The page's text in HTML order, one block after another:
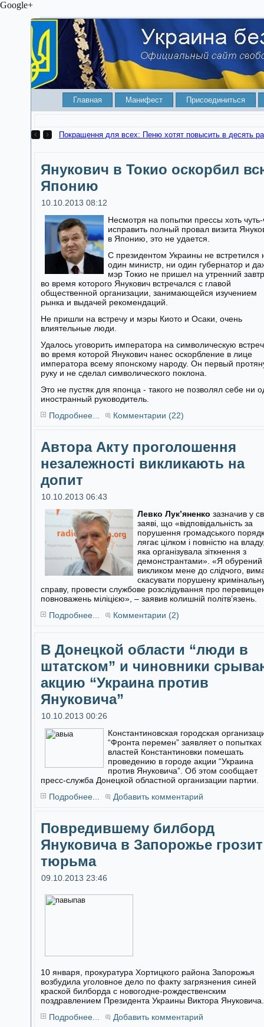
Google+
Главная Манифест Присоединиться
Как ваше станет чужим. КСУ разрешил отбирать
Янукович в Токио оскорбил
Японию
10.10.2013 08:12
Несмотря на попытки прессы хоть чуть-
исправить полный провал визита
в Японию, это не удается.
С президентом Украины не встретился
один министр, ни один губернатор и
мэр Токио не пришел на утренний
во время которого Янукович встречался с главой
общественной организации, занимающейся изучением
рынка и выдачей рекомендаций.
Не пришли на встречу и мэры Киото и Осаки, очень
влиятельные люди.
Удалось уговорить императора на символическую
во время которой Янукович нанес оскорбление в лице
императора всему японскому народу. Он первый
руку и не сделал символического поклона.
Это не пустяк для японца - такого не позволял себе ни
иностранный руководитель.
Подробнее...
Комментарии (22)
Автора Акту проголошення
незалежності викликають на
допит
10.10.2013 06:43
Левко Лук’яненко зазначив у
заяві, що «відповідальність за
порушення громадського
лягає цілком і повністю на
яка організувала зіткнення з
демонстрантами». «Я обурений
викликом мене до слідчого,
скасувати порушену
справу, провести службове розслідування про
повноважень міліцією», – заявив колишній політв’язень.
Подробнее...
Комментарии (2)
В Донецкой области “люди в
штатском” и чиновники
акцию “Украина против
Януковича”
10.10.2013 00:26
Константиновская городская
“Фронта перемен” заявляет о попытках
властей Константиновки помешать
проведению в городе акции “Украина
против Януковича”. Об этом сообщает
пресс-служба Донецкой областной организации партии.
Подробнее...
Добавить комментарий
Повредившему билборд
Януковича в Запорожье грозит
тюрьма
09.10.2013 23:46
10 января, прокуратура Хортицкого района Запорожья
возбудила уголовное дело по факту загрязнения синей
краской билборда с новогодне-рождественским
поздравлением Президента Украины Виктора Януковича.
Подробнее...
Добавить комментарий